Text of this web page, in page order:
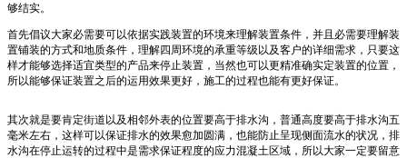
够结实。
首先倡议大家必需要可以依据实践装置的环境来理解装置条件，并且必需要理解装
置铺装的方式和地质条件，理解四周环境的承重等级以及客户的详细需求，只要这
样才能够选择适宜类型的产品来停止装置，当然也可以更精准确实定装置的位置，
所以能够保证装置之后的运用效果更好，施工的过程也能有更好保证。
其次就是要肯定街道以及相邻外表的位置要高于排水沟，普通高度要高于排水沟五
毫米左右，这样可以保证排水的效果愈加圆满，也能防止呈现侧面流水的状况，排
水沟在停止运转的过程中是需求保证程度的应力混凝土区域，所以大家一定要留意